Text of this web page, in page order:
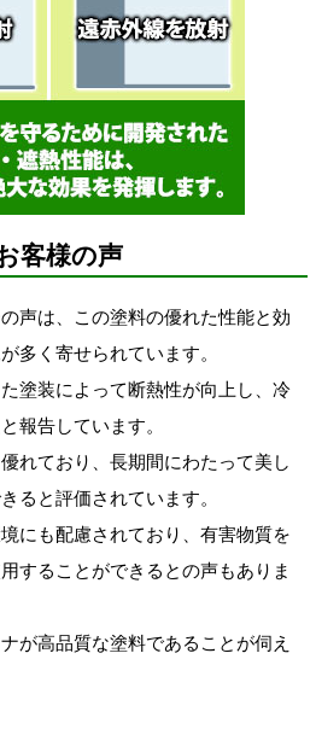
客様の声
声は、この塗料の優れた性能と効
多く寄せられています。
塗装によって断熱性が向上し、冷
報告しています。
れており、長期間にわたって美し
ると評価されています。
にも配慮されており、有害物質を
することができるとの声もありま
が高品質な塗料であることが伺え